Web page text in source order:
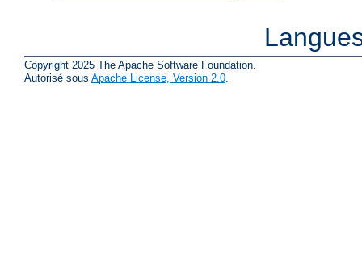
Copyright 2025 The Apache Software Foundation.
Autorisé sous Apache License, Version 2.0